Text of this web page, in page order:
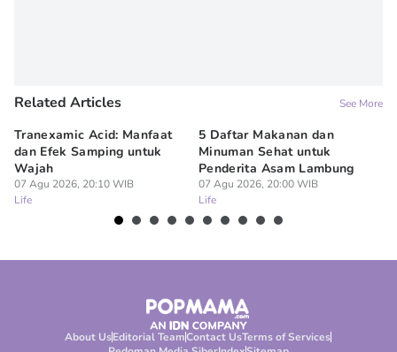
Related Articles See More
Tranexamic Acid: Manfaat
dan Efek Samping untuk
Wajah
07 Agu 2026, 20:10 WIB
Life
5 Daftar Makanan dan
Minuman Sehat untuk
Penderita Asam Lambung
07 Agu 2026, 20:00 WIB
Life
About UsEditorial TeamContact UsTerms of Services